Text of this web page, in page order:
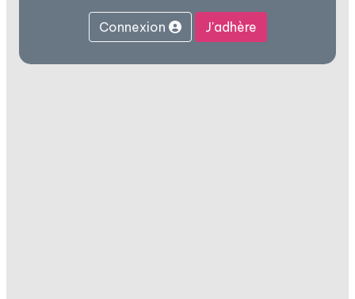
Connexion J'adhère